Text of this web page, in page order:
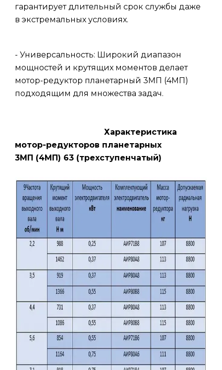
гарантирует длительный срок службы даже
в экстремальных условиях.
- Универсальность: Широкий диапазон
мощностей и крутящих моментов делает
мотор-редуктор планетарный 3МП (4МП)
подходящим для множества задач.
Характеристика
мотор-редукторов планетарных
3МП (4МП) 63 (трехступенчатый)